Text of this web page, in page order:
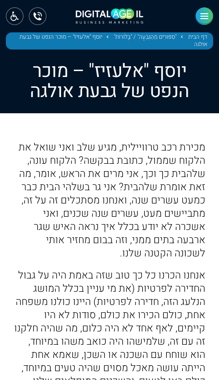
דף הבית "סִפּוּרִים מֵהַגִּבְעָה" / "בָּלֹוֹרוֹת"
יוסף "אלעזיז" – מוכר הנפט של גבעת
אולגה
יוסף "אלעזיז" – מוכר
הנפט של גבעת אולגה
מכירת רכב טרוויילית, מגיע שלב ואני שואל את
הלקוח שממול, כתובת בבקשה? הלקוח עונה,
שלהבית כך וכך, אני מרים את הראש, אומר, מה
זאת אומרת שלהבית? אני גר בשלהי הבית כבר
כמעט עשרים שנה, ואנחנו מסתכלים זה על זה,
מתביישים מעט, עשרים שנה שכנים, ואני
אשכרה לא יודע בכלל איך נראה האיש שגר
ארבעה בתים ממני, וזה בבום מחזיר אותי
לשכונה הקטנה שלנו.
אנחנו הכרנו כל כך טוב שזה באמת היה על גבול
החדירה לפרטיות (את מי עניין בכלל המושג
הנלעג הזה, חדירה לפרטיות) היינו כולנו משפחה
אחת, כולם הכירו את כולם, סודות לא היו
קיימים, לאף אחד לא היה כלום, מה שהיה חלקנו
זה עם זה, שלמישהו היה כואב משהו במיוחד,
הוא שוחח עם השכנה או השכן, שאמא אחת
הייתה עושה מאכל מסוים שהיה טעים במיוחד,
ראשי
חדשות
מחוז חיפה
ירושלים
תל אביב